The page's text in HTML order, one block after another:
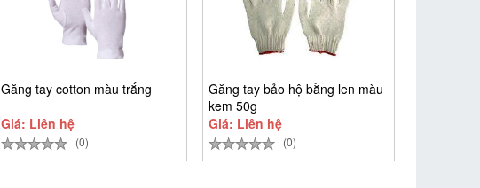
Găng tay cotton màu trắng
Giá: Liên hệ
(0)
Găng tay bảo hộ bằng len màu
kem 50g
Giá: Liên hệ
(0)